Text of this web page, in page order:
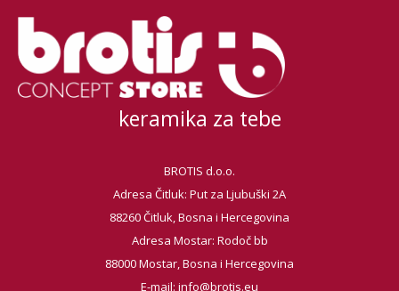
keramika za tebe
BROTIS d.o.o.
Adresa Čitluk: Put za Ljubuški 2A
88260 Čitluk, Bosna i Hercegovina
Adresa Mostar: Rodoč bb
88000 Mostar, Bosna i Hercegovina
E-mail: info@brotis.eu